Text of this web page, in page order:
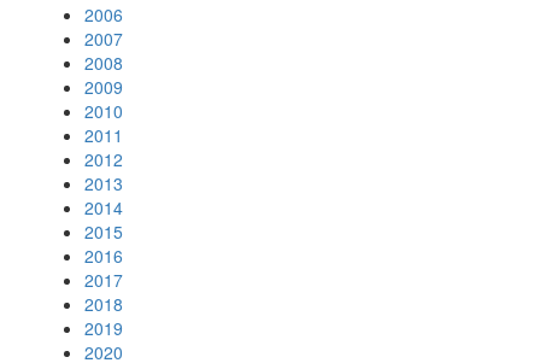
2006
2007
2008
2009
2010
2011
2012
2013
2014
2015
2016
2017
2018
2019
2020